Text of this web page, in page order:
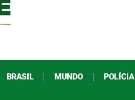
BRASIL MUNDO POLÍCIA